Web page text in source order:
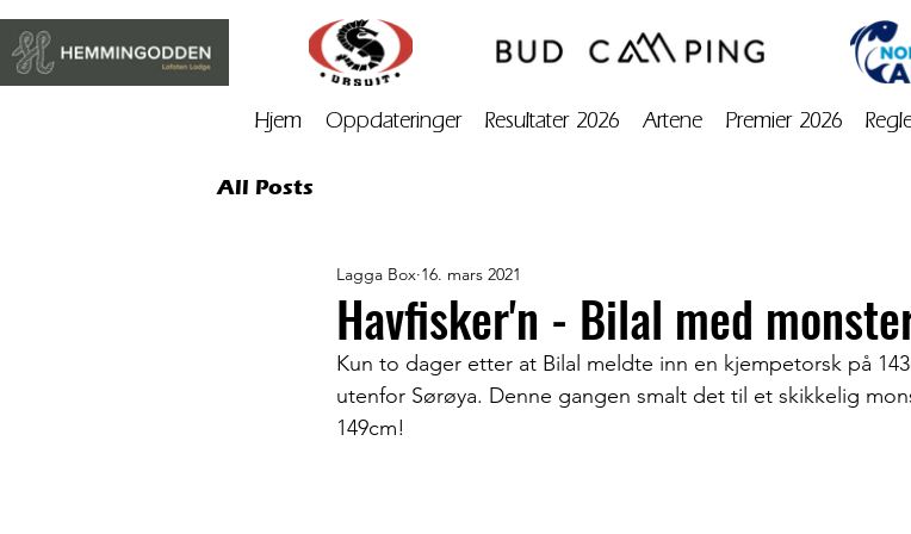
Hjem Oppdateringer Resultater 2026 Artene Premier 2026
All Posts
Havfisker'n - Bilal med
Lagga Box 16. mars 2021
Kun to dager etter at Bilal meldte inn en kjempetorsk på
utenfor Sørøya. Denne gangen smalt det til et skikkelig
149cm!